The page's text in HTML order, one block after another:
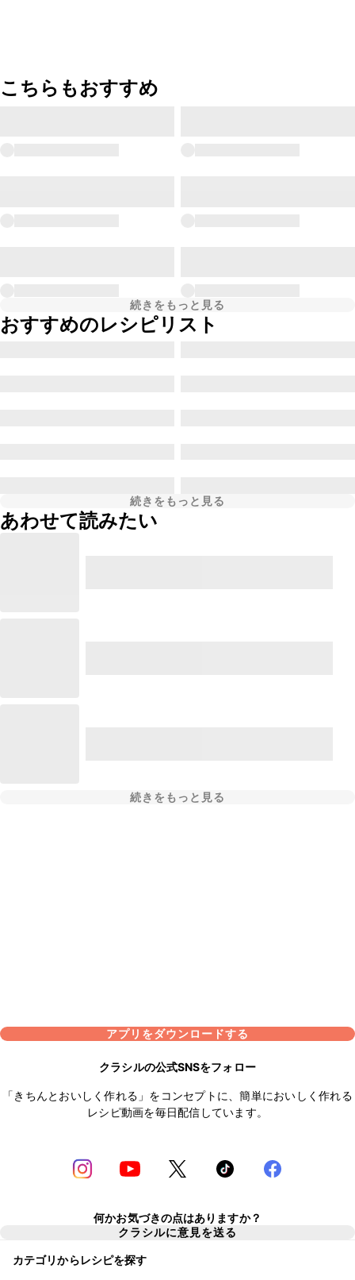
こちらもおすすめ
続きをもっと見る
おすすめのレシピリスト
続きをもっと見る
あわせて読みたい
続きをもっと見る
アプリをダウンロードする
クラシルの公式SNSをフォロー
「きちんとおいしく作れる」をコンセプトに、簡単においしく作れる
レシピ動画を毎日配信しています。
何かお気づきの点はありますか？
クラシルに意見を送る
カテゴリからレシピを探す